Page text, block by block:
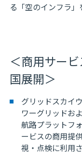
る「空のインフラ」
＜商用サー
国展開＞
グリッドスカイ
ワーグリッドお
航路プラットフ
ービスの商用提
視・点検に利用